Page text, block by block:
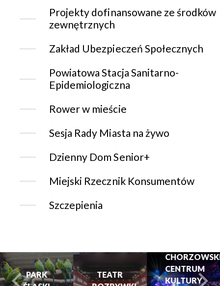
Projekty dofinansowane ze środków
zewnętrznych
Zakład Ubezpieczeń Społecznych
Powiatowa Stacja Sanitarno-
Epidemiologiczna
Rower w mieście
Sesja Rady Miasta na żywo
Dzienny Dom Senior+
Miejski Rzecznik Konsumentów
Szczepienia
PARK
TEATR
CENTRUM
KULTURY